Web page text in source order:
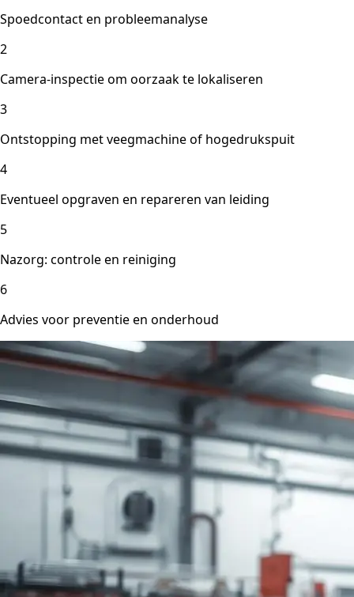
Spoedcontact en probleemanalyse
2
Camera-inspectie om oorzaak te lokaliseren
3
Ontstopping met veegmachine of hogedrukspuit
4
Eventueel opgraven en repareren van leiding
5
Nazorg: controle en reiniging
6
Advies voor preventie en onderhoud